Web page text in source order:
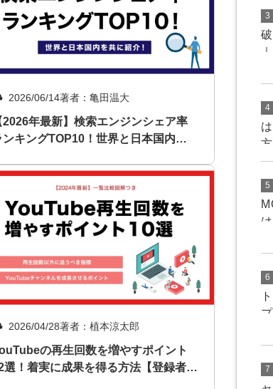
ビジョン・バリュー
ージ（岩野圭佑）
ージ（株本祐己）
ー
ター
ジャー
クセスマネージャー
2026/06/14著者：亀田温大
2026年最新】検索エンジンシェア率
ンキングTOP10！世界と日本国内を
2026/04/28著者：植本涼太郎
の再生回数を増やすポイント
選！着実に成果を得る方法【登録者は
3
4
5
6
7